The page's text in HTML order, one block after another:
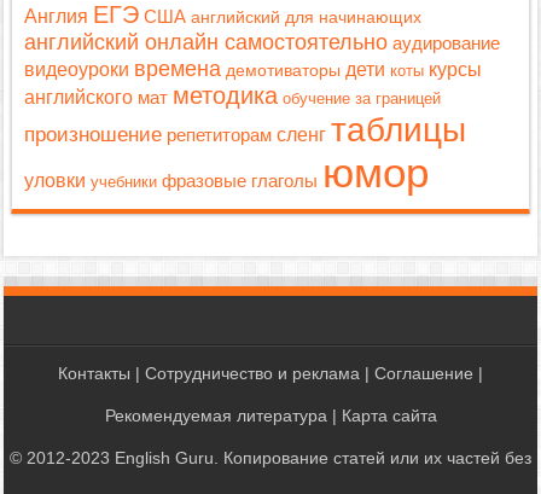
Англия ЕГЭ США английский для начинающих
английский онлайн самостоятельно аудирование
видеоуроки времена демотиваторы дети коты курсы
английского мат методика обучение за границей
произношение репетиторам сленг таблицы
уловки учебники фразовые глаголы юмор
Контакты Сотрудничество и реклама Соглашение
Рекомендуемая литература| Карта сайта
© 2012-2023 English Guru. Копирование статей или их частей без